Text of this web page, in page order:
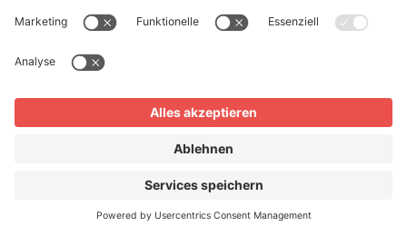
Fahrlässigkeit” beschränken, sind
unwirksam. Der Dienstleister muss auch
bei leichter Fahrlässigkeit haften.
Unterschrift “In Vertretung”:Wenn Sie
als Angehöriger den Vertrag für den
Pflegebedürftigen unterschreiben,
nutzen Sie unbedingt den Zusatz “in
Vertretung für
[Name des